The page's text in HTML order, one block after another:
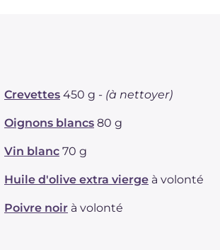
Crevettes 450 g - (à nettoyer)
Oignons blancs 80 g
Vin blanc 70 g
Huile d'olive extra vierge à volonté
Poivre noir à volonté